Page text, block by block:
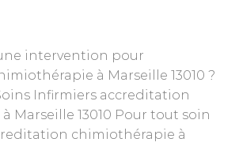
intervention pour
à Marseille 13010 ?
Infirmiers accreditation
Marseille 13010 Pour tout soin
chimiothérapie à